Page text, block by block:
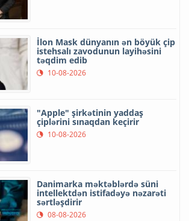
İlon Mask dünyanın ən böyük çip
istehsalı zavodunun layihəsini
təqdim edib
10-08-2026
"Apple" şirkətinin yaddaş
çiplərini sınaqdan keçirir
10-08-2026
Danimarka məktəblərdə süni
intellektdən istifadəyə nəzarəti
sərtləşdirir
08-08-2026